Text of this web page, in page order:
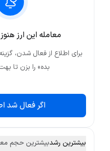
معامله این ارز
برای اطلاع از فعال شدن،
بده» را بزن تا
اگر فعال شد
بیشترین رشدبیشترین حجم